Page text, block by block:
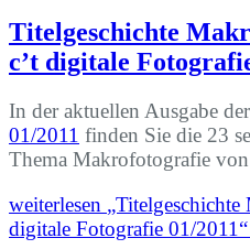
Titelgeschichte
c’t digitale
In der aktuellen Ausgabe der
01/2011 finden Sie die 23
Thema Makrofotografie
weiterlesen
digitale Fotografie 01/2011“